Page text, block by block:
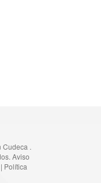
.
Aviso
| Política